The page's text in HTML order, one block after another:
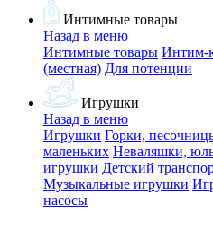
Интимные товары
Назад в меню
Интимные товары Интим-
(местная) Для потенции
Игрушки
Назад в меню
Игрушки Горки,
маленьких Неваляшки,
игрушки Детский
Музыкальные игрушки
насосы